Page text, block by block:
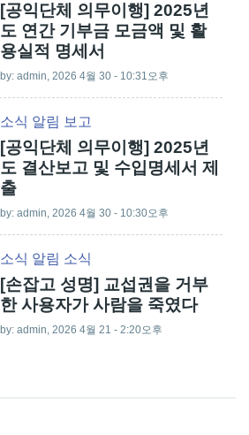
[공익단체 의무이행] 2025년
도 연간 기부금 모금액 및 활
용실적 명세서
by: admin, 2026 4월 30 - 10:31오후
소식 알림 보고
[공익단체 의무이행] 2025년
도 결산보고 및 수입명세서 제
출
by: admin, 2026 4월 30 - 10:30오후
소식 알림 소식
[손잡고 성명] 교섭권을 거부
한 사용자가 사람을 죽였다
by: admin, 2026 4월 21 - 2:20오후